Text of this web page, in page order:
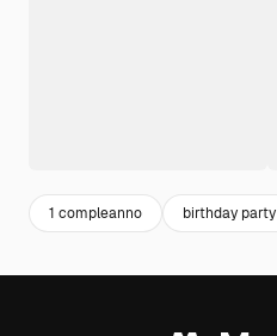
1 compleanno birthday party